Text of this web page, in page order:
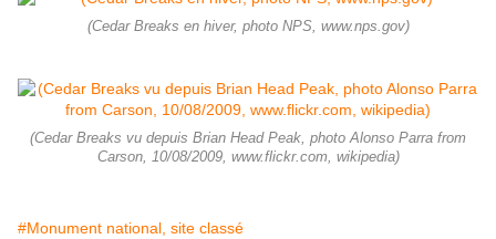
(Cedar Breaks en hiver, photo NPS, www.nps.gov)
(Cedar Breaks vu depuis Brian Head Peak, photo Alonso Parra from
Carson, 10/08/2009, www.flickr.com, wikipedia)
#Monument national, site classé